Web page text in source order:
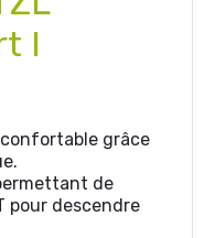
I
confortable grâce
de
pour descendre